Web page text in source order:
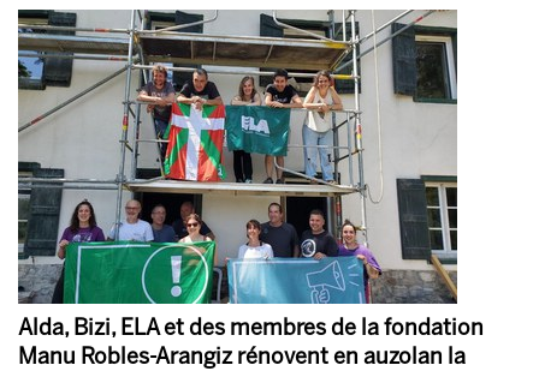
Alda, Bizi, ELA et des membres de la fondation
Manu Robles-Arangiz rénovent en auzolan la